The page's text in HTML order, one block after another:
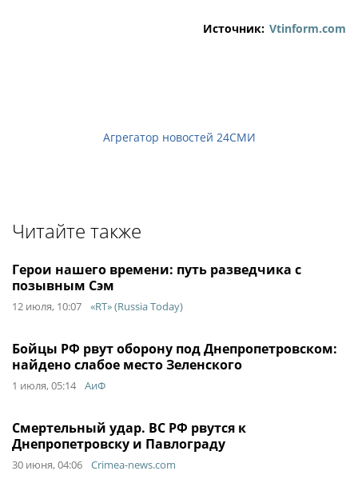
Источник: Vtinform.com
Агрегатор новостей 24СМИ
Читайте также
Герои нашего времени: путь разведчика с
позывным Сэм
12 июля, 10:07 «RT» (Russia Today)
Бойцы РФ рвут оборону под Днепропетровском:
найдено слабое место Зеленского
1 июля, 05:14 АиФ
Смертельный удар. ВС РФ рвутся к
Днепропетровску и Павлограду
30 июня, 04:06 Crimea-news.com